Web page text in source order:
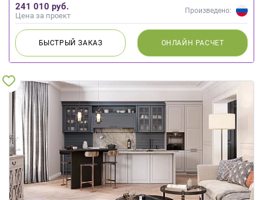
241 010 руб.
Цена за проект
Произведено:
БЫСТРЫЙЗАКАЗ ОНЛАЙН РАСЧЕТ